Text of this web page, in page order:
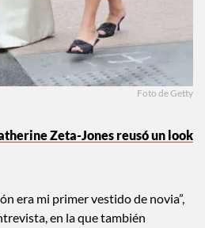
Foto de Getty
Zeta-Jones reusó un look
era mi primer vestido de novia”,
en la que también